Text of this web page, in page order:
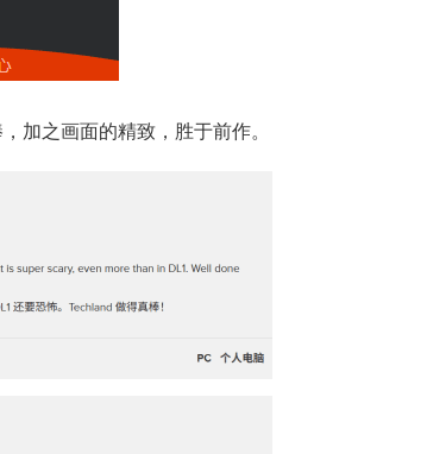
加之画面的精致，胜于前作。